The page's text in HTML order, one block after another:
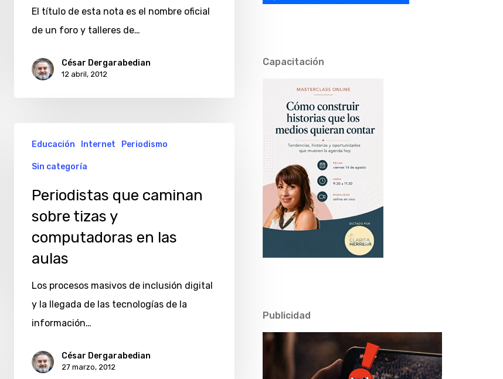
causas
sociales
El título de esta nota es el nombre oficial
de un foro y talleres de…
César Dergarabedian
12 abril, 2012
caminan
sobre
computadoras
aulas
Educación Internet Periodismo
Sin categoría
Periodistas que caminan
sobre tizas y
computadoras en las
aulas
Los procesos masivos de inclusión digital
y la llegada de las tecnologías de la
información…
César Dergarabedian
27 marzo, 2012
Capacitación
Publicidad